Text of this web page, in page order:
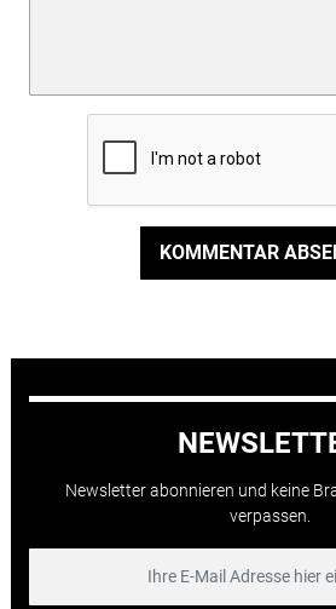
KOMMENTAR
Newsletter abonnieren und keine
verpassen.